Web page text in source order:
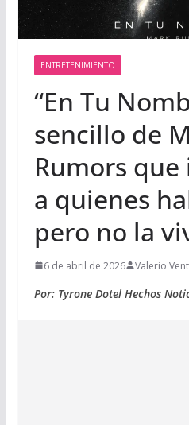
ENTRETENIMIENTO
“En Tu
sencillo de
Rumors
a quienes
pero no la
6 de abril de 2026 Valerio
Por: Tyrone Dotel Hechos